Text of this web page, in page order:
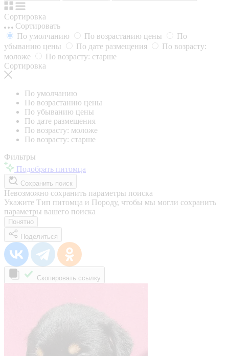
Сортировка
Сортировать
По умолчанию
По возрастанию цены
По
убыванию цены
По дате размещения
По возрасту:
моложе
По возрасту: старше
Сортировка
По умолчанию
По возрастанию цены
По убыванию цены
По дате размещения
По возрасту: моложе
По возрасту: старше
Фильтры
Подобрать питомца
Сохранить поиск
Невозможно сохранить параметры поиска
Укажите Тип питомца и Породу, чтобы мы могли сохранить
параметры вашего поиска
Понятно
Поделиться
Скопировать ссылку